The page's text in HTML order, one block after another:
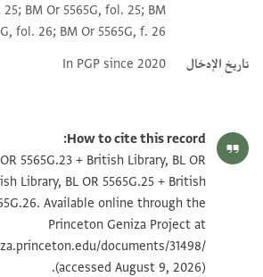
BM Or 5565G, fol. 25; BM
fol. 26; BM Or 5565G, f. 26
تاريخ الإدخال
In PGP since 2020
How to cite this record:
5565G.23 + British Library, BL OR
Library, BL OR 5565G.25 + British
Available online through the
Princeton Geniza Project at
documents/31498/
(accessed August 9, 2026).